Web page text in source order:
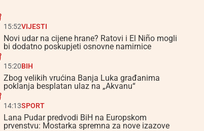
15:52VIJESTI
Novi udar na cijene hrane? Ratovi i El Niño mogli
bi dodatno poskupjeti osnovne namirnice
15:20BIH
Zbog velikih vrućina Banja Luka građanima
poklanja besplatan ulaz na „Akvanu“
14:13SPORT
Lana Pudar predvodi BiH na Europskom
prvenstvu: Mostarka spremna za nove izazove